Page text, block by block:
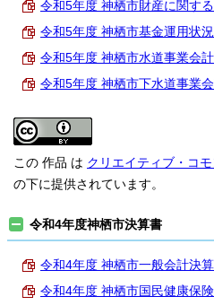
令和5年度 神栖市財産に関す
令和5年度 神栖市基金運用状
令和5年度 神栖市水道事業会
令和5年度 神栖市下水道事業
この 作品 は クリエイティブ・コ
の下に提供されています。
令和4年度神栖市決算書
令和4年度 神栖市一般会計決
令和4年度 神栖市国民健康保